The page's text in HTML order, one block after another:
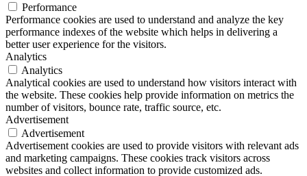
Performance
Performance cookies are used to understand and analyze the key
performance indexes of the website which helps in delivering a
better user experience for the visitors.
Analytics
Analytics
Analytical cookies are used to understand how visitors interact with
the website. These cookies help provide information on metrics the
number of visitors, bounce rate, traffic source, etc.
Advertisement
Advertisement
Advertisement cookies are used to provide visitors with relevant ads
and marketing campaigns. These cookies track visitors across
websites and collect information to provide customized ads.